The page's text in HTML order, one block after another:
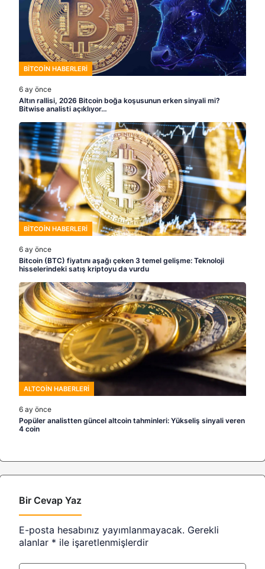
BITCOIN HABERLERI
6 ay önce
Altın rallisi, 2026 Bitcoin boğa koşusunun erken sinyali mi?
Bitwise analisti açıklıyor…
BITCOIN HABERLERI
6 ay önce
Bitcoin (BTC) fiyatını aşağı çeken 3 temel gelişme: Teknoloji
hisselerindeki satış kriptoyu da vurdu
ALTCOIN HABERLERI
6 ay önce
Popüler analistten güncel altcoin tahminleri: Yükseliş sinyali veren
4 coin
Bir Cevap Yaz
E-posta hesabınız yayımlanmayacak. Gerekli
alanlar * ile işaretlenmişlerdir